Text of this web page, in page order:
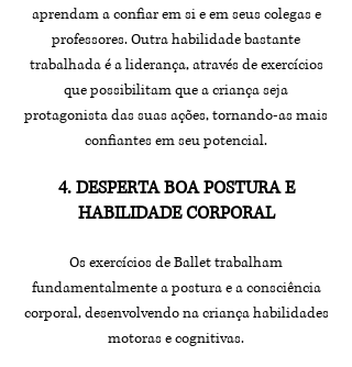
aprendam a confiar em si e em seus colegas e
professores. Outra habilidade bastante
trabalhada é a liderança, através de exercícios
que possibilitam que a criança seja
protagonista das suas ações, tornando-as mais
confiantes em seu potencial.
4. DESPERTA BOA POSTURA E
HABILIDADE CORPORAL
Os exercícios de Ballet trabalham
fundamentalmente a postura e a consciência
corporal, desenvolvendo na criança habilidades
motoras e cognitivas.